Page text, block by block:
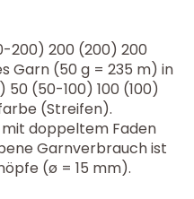
200) 200 (200) 200
Garn (50 g = 235 m) in
(50-100) 100 (100)
(Streifen).
mit doppeltem Faden
Garnverbrauch ist
(ø = 15 mm).